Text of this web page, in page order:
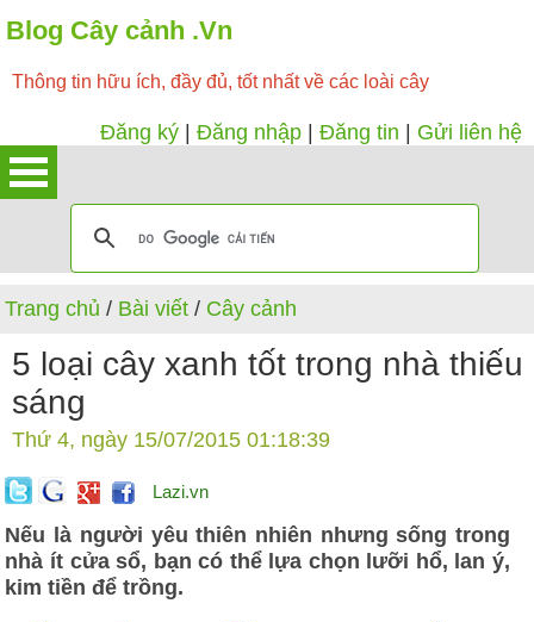
Blog Cây cảnh .Vn
Thông tin hữu ích, đầy đủ, tốt nhất về các loài cây
Đăng ký Đăng nhập Đăng tin Gửi liên hệ
Trang chủ / Bài viết / Cây cảnh
5 loại cây xanh tốt trong nhà thiếu
sáng
Thứ 4, ngày 15/07/2015 01:18:39
Lazi.vn
Nếu là người yêu thiên nhiên nhưng sống trong
nhà ít cửa sổ, bạn có thể lựa chọn lưỡi hổ, lan ý,
kim tiền để trồng.